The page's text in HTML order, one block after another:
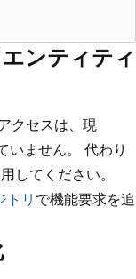
ンティティ
クセスは、現
いません。 代わり
してください。
リ で機能要求を追